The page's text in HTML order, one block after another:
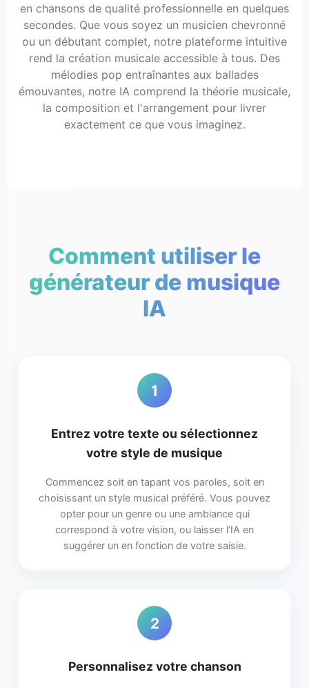
en chansons de qualité professionnelle en quelques
secondes. Que vous soyez un musicien chevronné
ou un débutant complet, notre plateforme intuitive
rend la création musicale accessible à tous. Des
mélodies pop entraînantes aux ballades
émouvantes, notre IA comprend la théorie musicale,
la composition et l'arrangement pour livrer
exactement ce que vous imaginez.
Comment utiliser le
générateur de musique
IA
1
Entrez votre texte ou sélectionnez
votre style de musique
Commencez soit en tapant vos paroles, soit en
choisissant un style musical préféré. Vous pouvez
opter pour un genre ou une ambiance qui
correspond à votre vision, ou laisser l’IA en
suggérer un en fonction de votre saisie.
2
Personnalisez votre chanson